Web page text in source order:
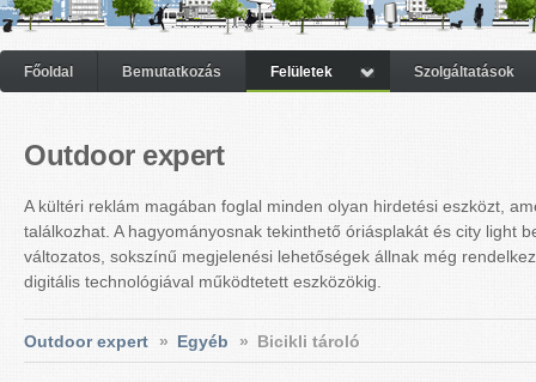
Főoldal Bemutatkozás Felületek Szolgáltatások
Outdoor expert
A kültéri reklám magában foglal minden olyan hirdetési eszközt,
találkozhat. A hagyományosnak tekinthető óriásplakát és city light
változatos, sokszínű megjelenési lehetőségek állnak még
digitális technológiával működtetett eszközökig.
Outdoor expert » Egyéb » Bicikli tároló